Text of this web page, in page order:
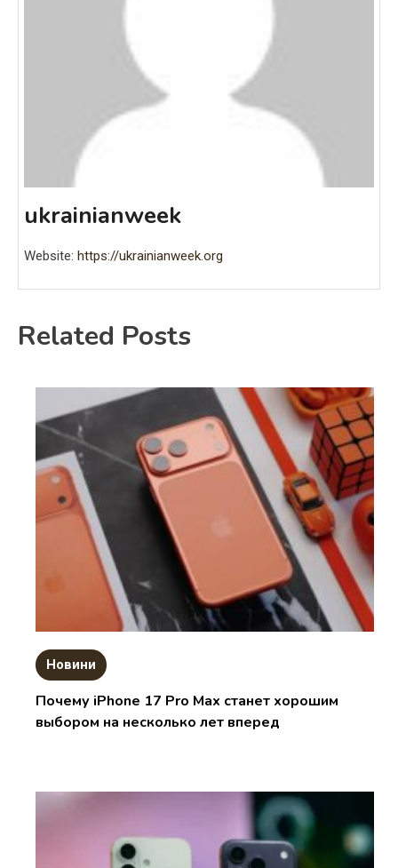
ukrainianweek
Website: https://ukrainianweek.org
Related Posts
Новини
Почему iPhone 17 Pro Max станет хорошим
выбором на несколько лет вперед